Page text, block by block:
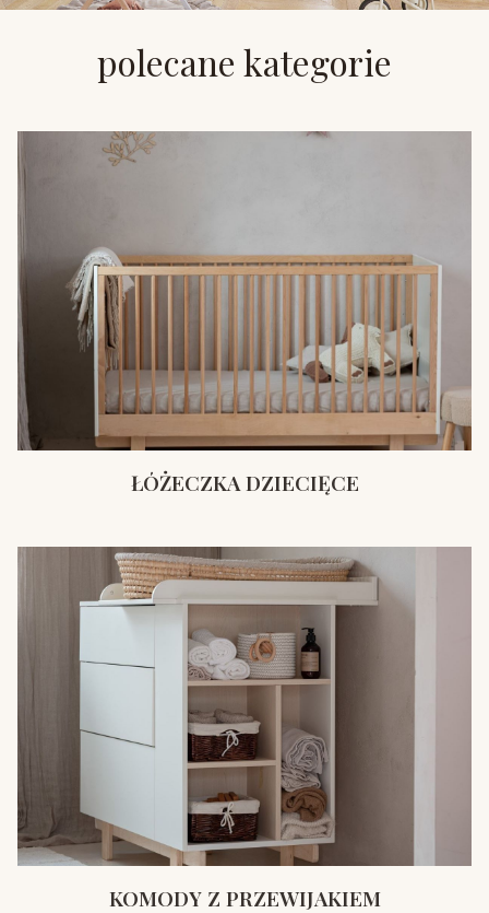
polecane kategorie
ŁÓŻECZKA DZIECIĘCE
KOMODY Z PRZEWIJAKIEM